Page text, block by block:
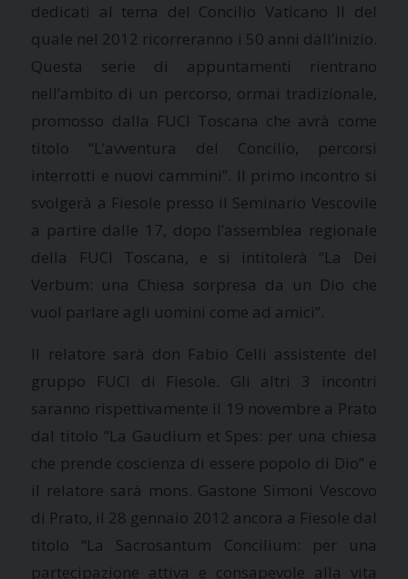
dedicati al tema del Concilio Vaticano II del
quale nel 2012 ricorreranno i 50 anni dall’inizio.
Questa serie di appuntamenti rientrano
nell’ambito di un percorso, ormai tradizionale,
promosso dalla FUCI Toscana che avrà come
titolo “L’avventura del Concilio, percorsi
interrotti e nuovi cammini”. Il primo incontro si
svolgerà a Fiesole presso il Seminario Vescovile
a partire dalle 17, dopo l’assemblea regionale
della FUCI Toscana, e si intitolerà “La Dei
Verbum: una Chiesa sorpresa da un Dio che
vuol parlare agli uomini come ad amici”.
Il relatore sarà don Fabio Celli assistente del
gruppo FUCI di Fiesole. Gli altri 3 incontri
saranno rispettivamente il 19 novembre a Prato
dal titolo “La Gaudium et Spes: per una chiesa
che prende coscienza di essere popolo di Dio” e
il relatore sarà mons. Gastone Simoni Vescovo
di Prato, il 28 gennaio 2012 ancora a Fiesole dal
titolo “La Sacrosantum Concilium: per una
partecipazione attiva e consapevole alla vita